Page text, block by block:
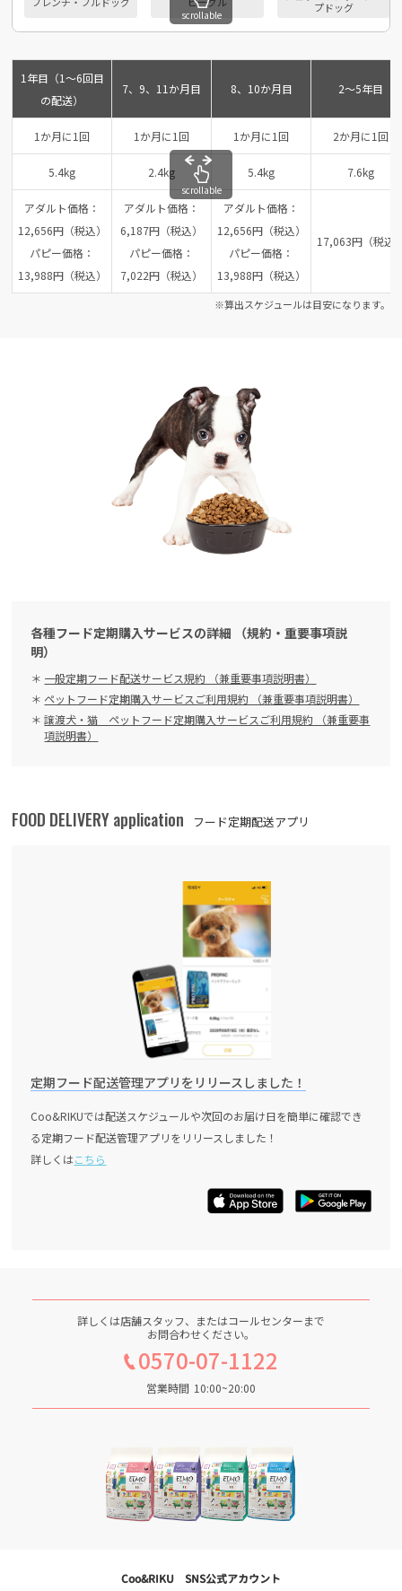
プドッグ
scrollable
1年目（1～6回目
の配送）
7、9、11か月目 8、10か月目 2～5年目
1か月に1回 1か月に1回 1か月に1回 2か月に1回
5.4kg 2.4kg 5.4kg 7.6kg
アダルト価格：
12,656円（税込）
パピー価格：
13,988円（税込）
アダルト価格：
6,187円（税込）
パピー価格：
7,022円（税込）
アダルト価格：
12,656円（税込）
パピー価格：
13,988円（税込）
17,063円（税込
scrollable
※算出スケジュールは目安になります。
各種フード定期購入サービスの詳細 （規約・重要事項説
明）
一般定期フード配送サービス規約 （兼重要事項説明書）
ペットフード定期購入サービスご利用規約 （兼重要事項説明書）
譲渡犬・猫 ペットフード定期購入サービスご利用規約 （兼重要事
項説明書）
FOOD DELIVERY application フード定期配送アプリ
定期フード配送管理アプリをリリースしました！
Coo&RIKUでは配送スケジュールや次回のお届け日を簡単に確認でき
る定期フード配送管理アプリをリリースしました！
詳しくはこちら
詳しくは店舗スタッフ、またはコールセンターまで
お問合わせください。
0570-07-1122
営業時間 10:00~20:00
Coo&RIKU SNS公式アカウント